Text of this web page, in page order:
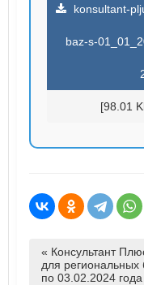
konsultant-
baz-s-
[98.01
« Консультант
для региональных
по 03.02.2024 года